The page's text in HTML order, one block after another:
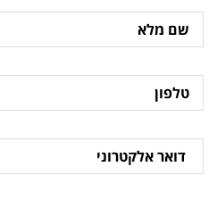
מלא
טלפון
אלקטרוני